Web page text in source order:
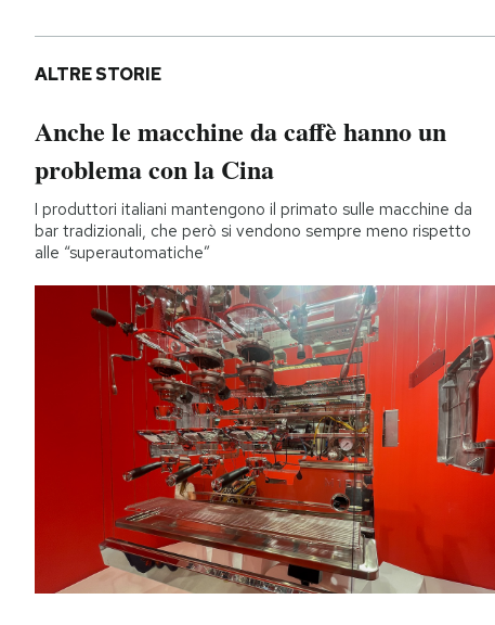
ALTRE STORIE
Anche le macchine da caffè hanno un
problema con la Cina
I produttori italiani mantengono il primato sulle macchine da
bar tradizionali, che però si vendono sempre meno rispetto
alle “superautomatiche”